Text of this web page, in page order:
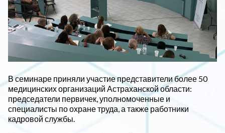
В семинаре приняли участие представители более 50
медицинских организаций Астраханской области:
председатели первичек, уполномоченные и
специалисты по охране труда, а также работники
кадровой службы.